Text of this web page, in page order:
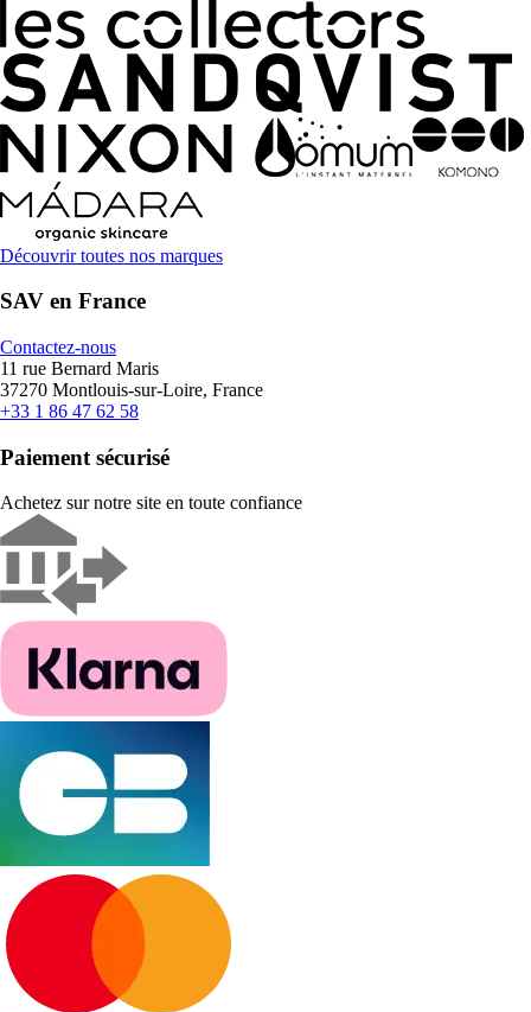
Découvrir toutes nos marques
SAV en France
Contactez-nous
11 rue Bernard Maris
37270 Montlouis-sur-Loire, France
+33 1 86 47 62 58
Paiement sécurisé
Achetez sur notre site en toute confiance